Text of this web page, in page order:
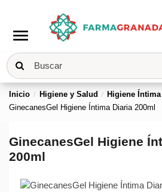
menu
Inicio Higiene y Salud Higiene Íntima
GinecanesGel Higiene Íntima Diaria 200ml
GinecanesGel Higiene
200ml